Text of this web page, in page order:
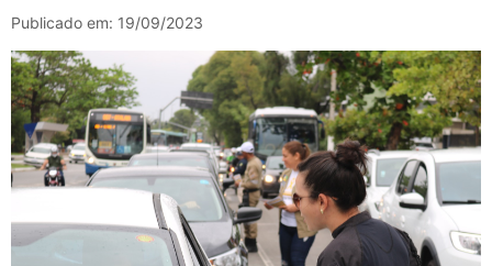
Publicado em: 19/09/2023